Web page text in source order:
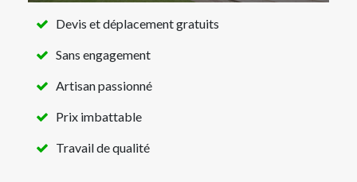
Devis et déplacement gratuits
Sans engagement
Artisan passionné
Prix imbattable
Travail de qualité